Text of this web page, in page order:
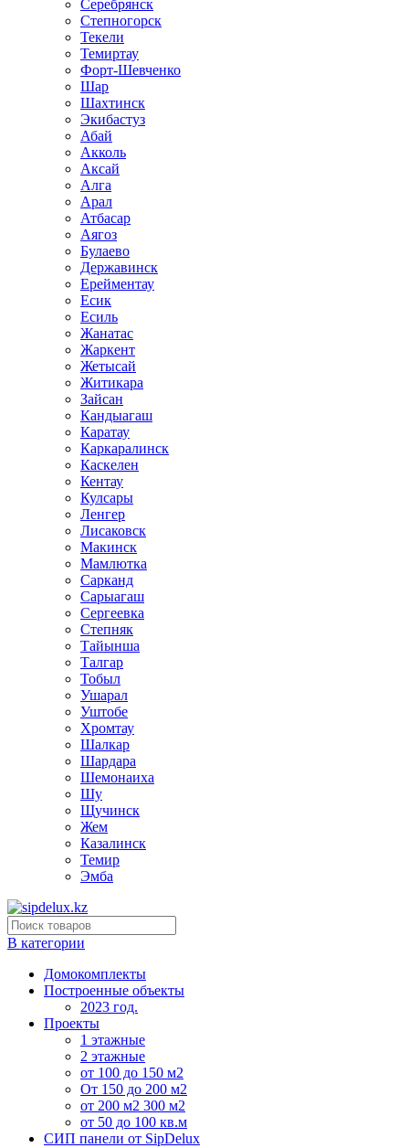
Серебрянск
Степногорск
Текели
Темиртау
Форт-Шевченко
Шар
Шахтинск
Экибастуз
Абай
Акколь
Аксай
Алга
Арал
Атбасар
Аягоз
Булаево
Державинск
Ерейментау
Есик
Есиль
Жанатас
Жаркент
Жетысай
Житикара
Зайсан
Кандыагаш
Каратау
Каркаралинск
Каскелен
Кентау
Кулсары
Ленгер
Лисаковск
Макинск
Мамлютка
Сарканд
Сарыагаш
Сергеевка
Степняк
Тайынша
Талгар
Тобыл
Ушарал
Уштобе
Хромтау
Шалкар
Шардара
Шемонаиха
Шу
Щучинск
Жем
Казалинск
Темир
Эмба
В категории
Домокомплекты
Построенные объекты
2023 год.
Проекты
1 этажные
2 этажные
от 100 до 150 м2
От 150 до 200 м2
от 200 м2 300 м2
от 50 до 100 кв.м
СИП панели от SipDelux